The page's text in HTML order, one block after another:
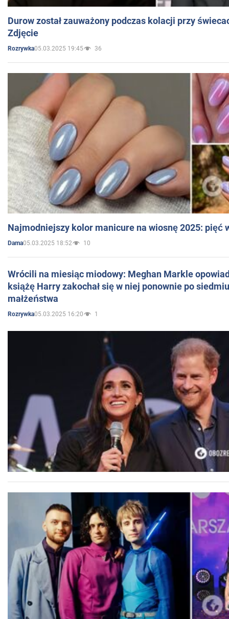
Durow został zauważony podczas kolacji przy
Zdjęcie
Rozrywka05.03.2025 19:45 36
Najmodniejszy kolor manicure na wiosnę 2025: pięć
Dama05.03.2025 18:52 10
Wrócili na miesiąc miodowy: Meghan Markle
książę Harry zakochał się w niej ponownie po
małżeństwa
Rozrywka05.03.2025 16:20 1